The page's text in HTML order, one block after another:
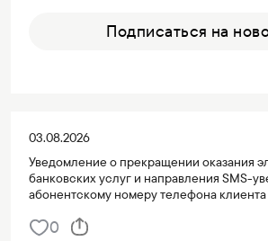
Подписаться на
03.08.2026
Уведомление о прекращении оказания
банковских услуг и направления SMS-
абонентскому номеру телефона клиента
0